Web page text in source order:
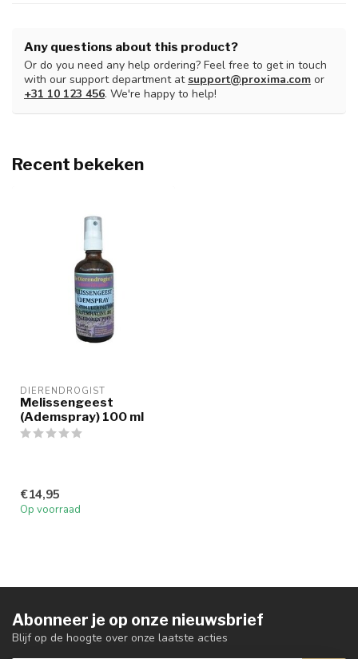
Any questions about this product?
Or do you need any help ordering? Feel free to get in touch
with our support department atsupport@proxima.com or
+31 10 123 456. We're happy to help!
Recent bekeken
DIERENDROGIST
Melissengeest
(Ademspray) 100 ml
€14,95
Op voorraad
Abonneer je op onze nieuwsbrief
Blijf op de hoogte over onze laatste acties